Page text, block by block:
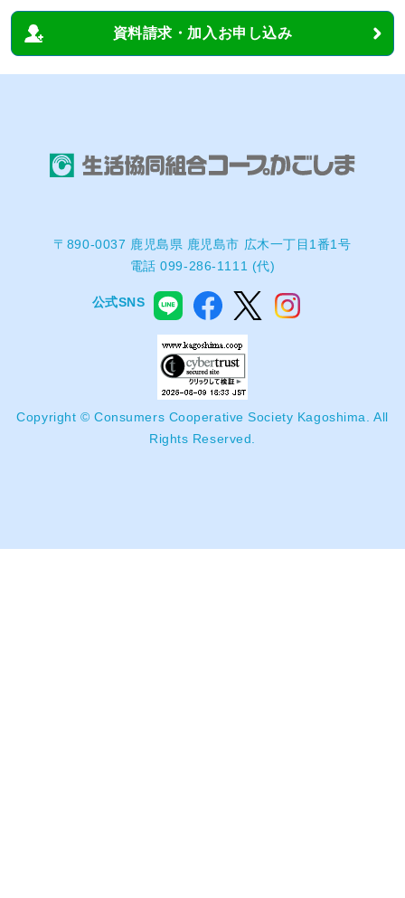
資料請求・加入お申し込み
〒890-0037 鹿児島県 鹿児島市 広木一丁目1番1号
電話 099-286-1111 (代)
公式SNS
Copyright © Consumers Cooperative Society Kagoshima. All
Rights Reserved.